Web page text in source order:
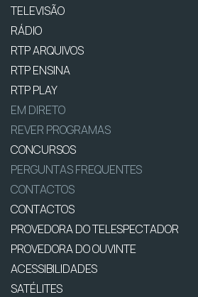
TELEVISÃO
RÁDIO
RTP ARQUIVOS
RTP ENSINA
RTP PLAY
EM DIRETO
REVER PROGRAMAS
CONCURSOS
PERGUNTAS FREQUENTES
CONTACTOS
CONTACTOS
PROVEDORA DO TELESPECTADOR
PROVEDORA DO OUVINTE
ACESSIBILIDADES
SATÉLITES